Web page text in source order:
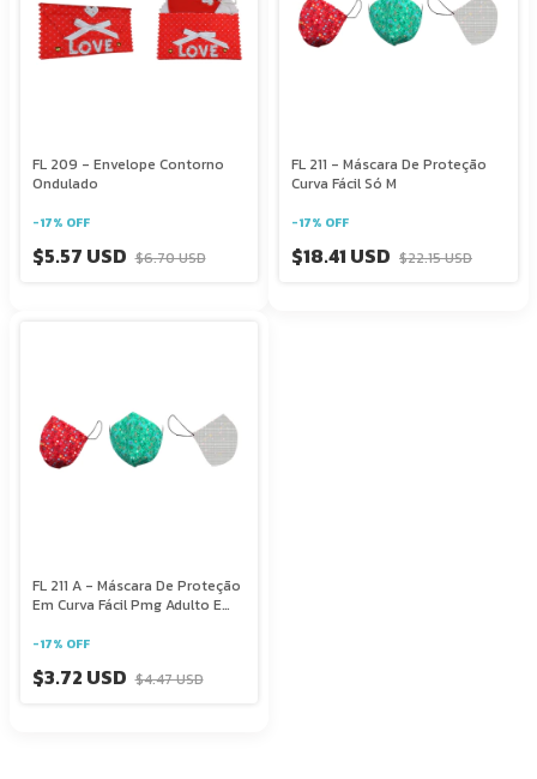
FL 209 - Envelope Contorno
Ondulado
-17% OFF
$5.57 USD $6.70 USD
FL 211 - Máscara De Proteção
Curva Fácil Só M
-17% OFF
$18.41 USD $22.15 USD
FL 211 A - Máscara De Proteção
Em Curva Fácil Pmg Adulto E
-17% OFF
$3.72 USD $4.47 USD